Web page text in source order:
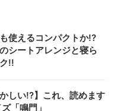
使えるコンパクトか!?
シートアレンジと寝ら
!!
しい!?】これ、読めます
「鳴門」